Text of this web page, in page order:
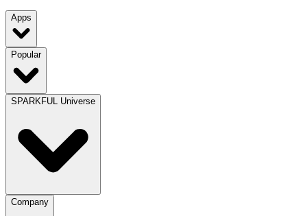
Apps
Popular
SPARKFUL Universe
Company